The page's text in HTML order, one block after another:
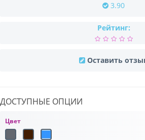
3.90
Рейтинг:
Оставить
ДОСТУПНЫЕ ОПЦИИ
Цвет